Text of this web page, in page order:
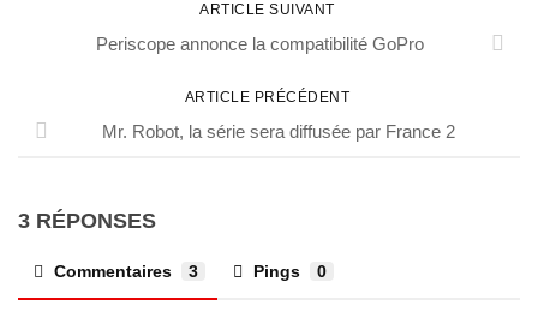
ARTICLE SUIVANT
Periscope annonce la compatibilité GoPro
ARTICLE PRÉCÉDENT
Mr. Robot, la série sera diffusée par France 2
3 RÉPONSES
Commentaires 3 Pings 0